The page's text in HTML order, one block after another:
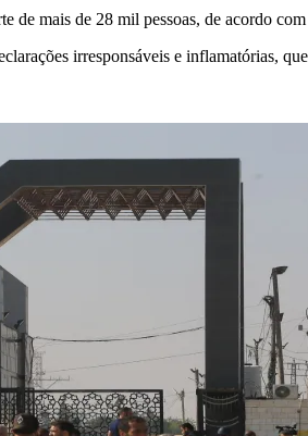
de mais de 28 mil pessoas, de acordo
irresponsáveis e inflamatórias,